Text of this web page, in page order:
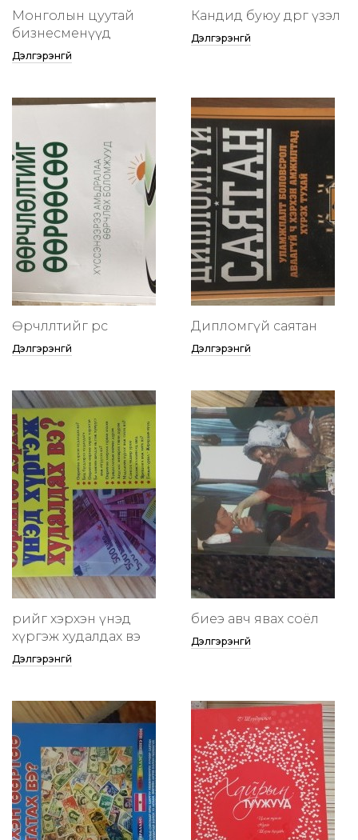
Монголын цуутай
бизнесменүүд
Дэлгэрэнгүй
Кандид буюу өөдрөг үзэл
Дэлгэрэнгүй
Өөрчлөлтийг өөрөөсөө
Дэлгэрэнгүй
Дипломгүй саятан
Дэлгэрэнгүй
өөрийгөө хэрхэн үнэд
хүргэж худалдах вэ
Дэлгэрэнгүй
биеэ авч явах соёл
Дэлгэрэнгүй